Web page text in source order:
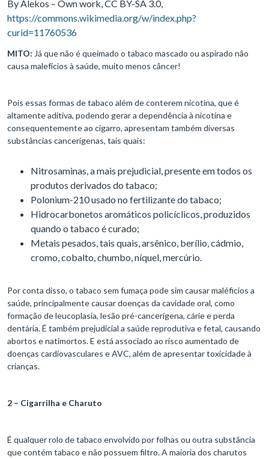
By Alekos – Own work, CC BY-SA 3.0,
https://commons.wikimedia.org/w/index.php?
curid=11760536
MITO: Já que não é queimado o tabaco mascado ou aspirado não
causa malefícios à saúde, muito menos câncer!
Pois essas formas de tabaco além de conterem nicotina, que é
altamente aditiva, podendo gerar a dependência à nicotina e
consequentemente ao cigarro, apresentam também diversas
substâncias cancerígenas, tais quais:
Nitrosaminas, a mais prejudicial, presente em todos os
produtos derivados do tabaco;
Polonium-210 usado no fertilizante do tabaco;
Hidrocarbonetos aromáticos policíclicos, produzidos
quando o tabaco é curado;
Metais pesados, tais quais, arsênico, berílio, cádmio,
cromo, cobalto, chumbo, níquel, mercúrio.
Por conta disso, o tabaco sem fumaça pode sim causar maléficios a
saúde, principalmente causar doenças da cavidade oral, como
formação de leucoplasia, lesão pré-cancerígena, cárie e perda
dentária. É também prejudicial a saúde reprodutiva e fetal, causando
abortos e natimortos. E está associado ao risco aumentado de
doenças cardiovasculares e AVC, além de apresentar toxicidade à
crianças.
2 – Cigarrilha e Charuto
É qualquer rolo de tabaco envolvido por folhas ou outra substância
que contém tabaco e não possuem filtro. A maioria dos charutos